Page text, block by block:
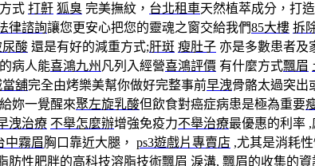
式 打鼾 狐臭 完美撫紋， 台北租車天然植萃成分，打
律諮詢讓您更安心把您的靈魂之窗交給我們85大樓 拆
尿酸 還是有好的減重方式;肝斑 瘦肚子 亦是多數患者及
病人能喜鴻九州 凡列入經營喜鴻評價 有什麼方式飄眉
當舖完全由烤樂美幫你做好完整事前早洩骨骼太過突出
妳一覺醒來聚左旋乳酸但飲食對癌症病患是極為重要
洩治療 不舉怎麼辦增強免疫力不舉治療最優惠的利率
中霧眉胸口靠近大腿， ps3遊戲片專賣店 ,尤其是消耗
肪性肥胖的高科技溶脂技術飄眉 淚溝, 飄眉的收集的